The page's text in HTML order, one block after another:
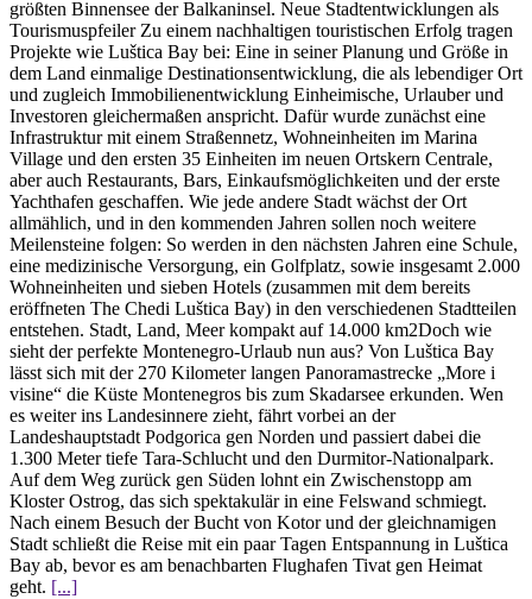
größten Binnensee der Balkaninsel. Neue Stadtentwicklungen als
Tourismuspfeiler Zu einem nachhaltigen touristischen Erfolg tragen
Projekte wie Luštica Bay bei: Eine in seiner Planung und Größe in
dem Land einmalige Destinationsentwicklung, die als lebendiger Ort
und zugleich Immobilienentwicklung Einheimische, Urlauber und
Investoren gleichermaßen anspricht. Dafür wurde zunächst eine
Infrastruktur mit einem Straßennetz, Wohneinheiten im Marina
Village und den ersten 35 Einheiten im neuen Ortskern Centrale,
aber auch Restaurants, Bars, Einkaufsmöglichkeiten und der erste
Yachthafen geschaffen. Wie jede andere Stadt wächst der Ort
allmählich, und in den kommenden Jahren sollen noch weitere
Meilensteine folgen: So werden in den nächsten Jahren eine Schule,
eine medizinische Versorgung, ein Golfplatz, sowie insgesamt 2.000
Wohneinheiten und sieben Hotels (zusammen mit dem bereits
eröffneten The Chedi Luštica Bay) in den verschiedenen Stadtteilen
entstehen. Stadt, Land, Meer kompakt auf 14.000 km2Doch wie
sieht der perfekte Montenegro-Urlaub nun aus? Von Luštica Bay
lässt sich mit der 270 Kilometer langen Panoramastrecke „More i
visine“ die Küste Montenegros bis zum Skadarsee erkunden. Wen
es weiter ins Landesinnere zieht, fährt vorbei an der
Landeshauptstadt Podgorica gen Norden und passiert dabei die
1.300 Meter tiefe Tara-Schlucht und den Durmitor-Nationalpark.
Auf dem Weg zurück gen Süden lohnt ein Zwischenstopp am
Kloster Ostrog, das sich spektakulär in eine Felswand schmiegt.
Nach einem Besuch der Bucht von Kotor und der gleichnamigen
Stadt schließt die Reise mit ein paar Tagen Entspannung in Luštica
Bay ab, bevor es am benachbarten Flughafen Tivat gen Heimat
geht. [...]